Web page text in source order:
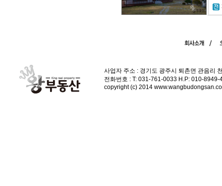
사업자 주소 : 경기도 광주시 퇴촌면 관음리
전화번호 : T: 031-761-0033 H.P: 010-
copyright (c) 2014